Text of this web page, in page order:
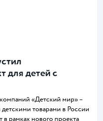
для детей с
«Детский мир» –
товарами в России
рамках нового проекта